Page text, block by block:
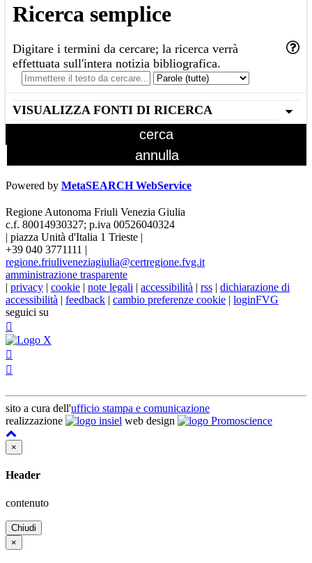
Ricerca semplice
Digitare i termini da cercare; la ricerca verrà
effettuata sull'intera notizia bibliografica.
VISUALIZZA FONTI DI RICERCA
Powered by MetaSEARCH WebService
Regione Autonoma Friuli Venezia Giulia
c.f. 80014930327; p.iva 00526040324
| piazza Unità d'Italia 1 Trieste |
+39 040 3771111 |
regione.friuliveneziagiulia@certregione.fvg.it
amministrazione trasparente
| privacy | cookie | note legali | accessibilità | rss | dichiarazione di
accessibilità | feedback | cambio preferenze cookie | loginFVG
seguici su
sito a cura dell'ufficio stampa e comunicazione
realizzazione
web design
×
Header
contenuto
Chiudi
×